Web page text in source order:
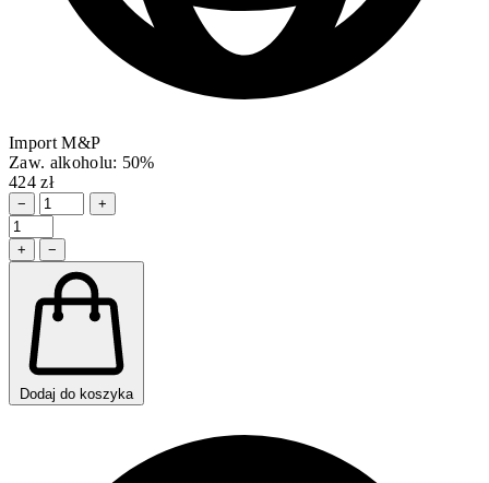
Import M&P
Zaw. alkoholu: 50%
424 zł
− +
+ −
Dodaj do koszyka